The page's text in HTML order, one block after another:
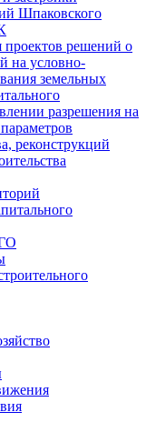
Шпаковского
решений о
на условно-
земельных
разрешения на
реконструкций